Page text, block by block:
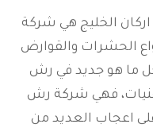
الخليج هي شركة
الحشرات والقوارض
ما هو جديد في رش
فهي شركة رش
اعجاب العديد من